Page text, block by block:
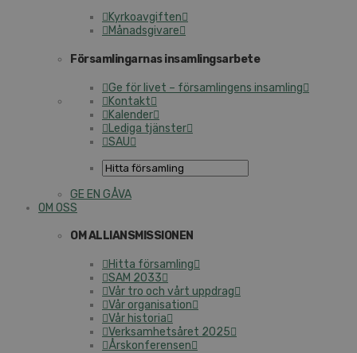
Kyrkoavgiften
Månadsgivare
Församlingarnas insamlingsarbete
Ge för livet – församlingens insamling
Kontakt
Kalender
Lediga tjänster
SAU
GE EN GÅVA
OM OSS
OM ALLIANSMISSIONEN
Hitta församling
SAM 2033
Vår tro och vårt uppdrag
Vår organisation
Vår historia
Verksamhetsåret 2025
Årskonferensen